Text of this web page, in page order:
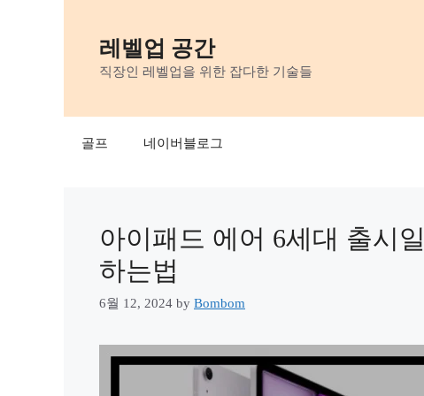
레벨업 공간
직장인 레벨업을 위한 잡다한 기술들
골프 네이버블로그
아이패드 에어 6세대 출시
하는법
6월 12, 2024 by Bombom